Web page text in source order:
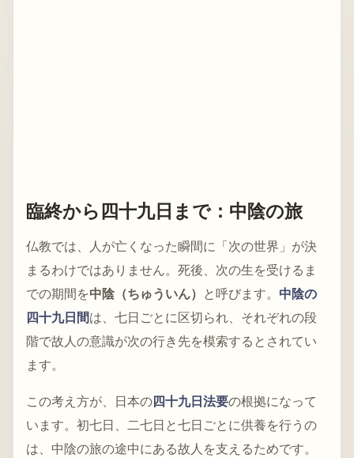
臨終から四十九日まで：中陰の旅
仏教では、人が亡くなった瞬間に「次の世界」が決
まるわけではありません。死後、次の生を受けるま
での期間を中陰（ちゅういん） と呼びます。 中陰の
四十九日間は、七日ごとに区切られ、それぞれの段
階で故人の意識が次の行き先を模索するとされてい
ます。
この考え方が、日本の四十九日法要の根拠になって
います。初七日、二七日と七日ごとに供養を行うの
は、中陰の旅の途中にある故人を支えるためです。